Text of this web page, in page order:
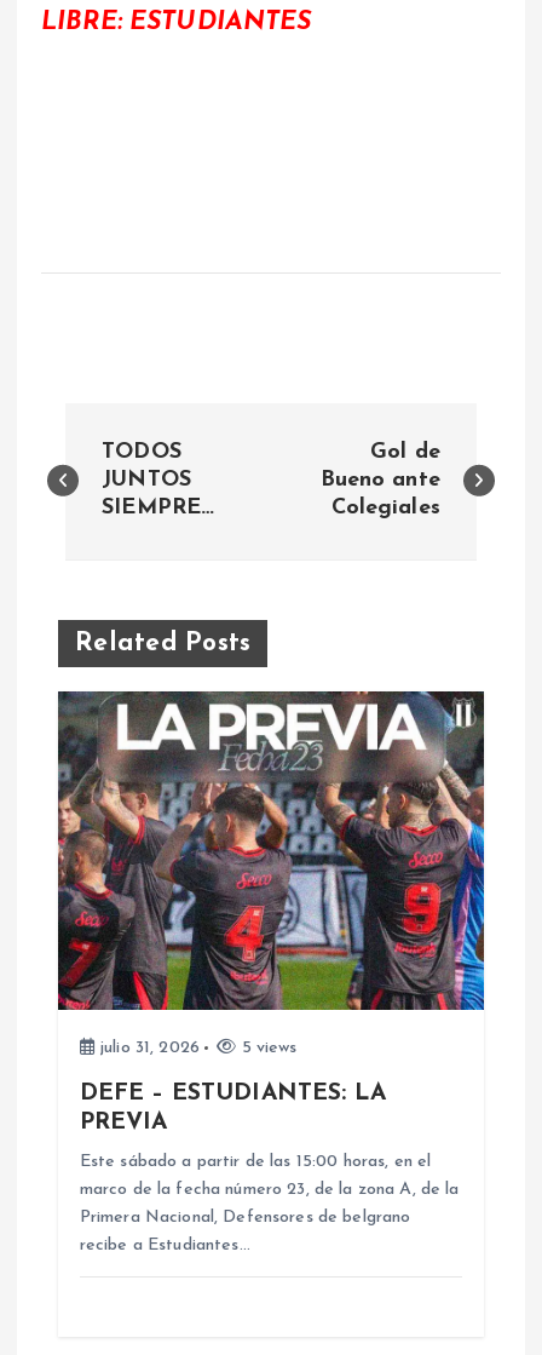
LIBRE: ESTUDIANTES
a
e
g
a
c
ó
n
d
TODOS
JUNTOS
SIEMPRE…
Gol de
Bueno ante
Colegiales
Related Posts
julio 31, 2026 5 views
DEFE – ESTUDIANTES: LA
PREVIA
Este sábado a partir de las 15:00 horas, en el
marco de la fecha número 23, de la zona A, de la
Primera Nacional, Defensores de belgrano
recibe a Estudiantes…